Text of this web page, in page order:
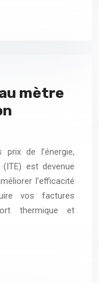
mètre
de l’énergie,
(ITE) est devenue
l’efficacité
vos factures
thermique et